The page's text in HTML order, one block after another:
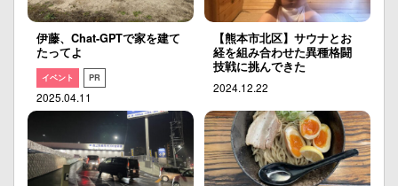
伊藤、Chat-GPTで家を建て
たってよ
イベント PR
2025.04.11
【熊本市北区】サウナとお
経を組み合わせた異種格闘
技戦に挑んできた
2024.12.22